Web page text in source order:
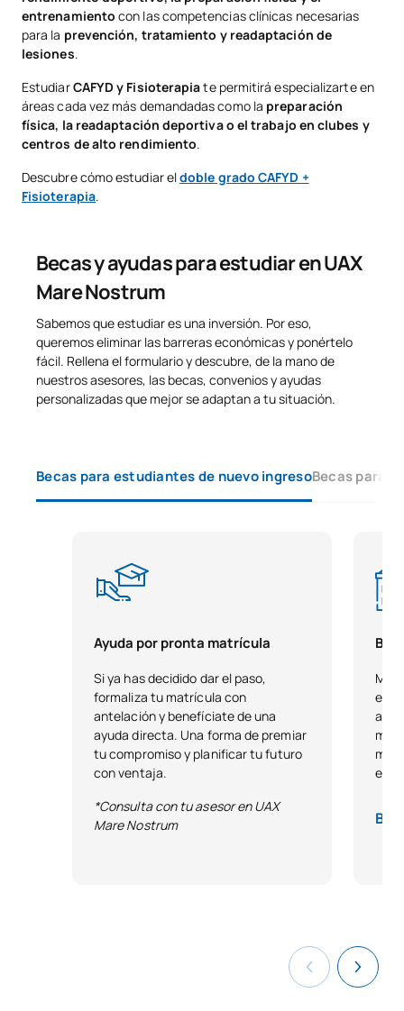
entrenamiento con las competencias clínicas necesarias
para la prevención, tratamiento y readaptación de
lesiones.
EstudiarCAFYD y Fisioterapiate permitirá especializarte en
áreas cada vez más demandadas como la preparación
física, la readaptación deportiva o el trabajo en clubes y
centros de alto rendimiento.
Descubre cómo estudiar eldoble grado CAFYD +
Fisioterapia.
Becas y ayudas para estudiar en UAX
Mare Nostrum
Sabemos que estudiar es una inversión. Por eso,
queremos eliminar las barreras económicas y ponértelo
fácil. Rellena el formulario y descubre, de la mano de
nuestros asesores, las becas, convenios y ayudas
personalizadas que mejor se adaptan a tu situación.
Becas para estudiantes de nuevo ingresoBecas para
Ayuda por pronta matrícula
Si ya has decidido dar el paso,
formaliza tu matrícula con
antelación y benefíciate de una
ayuda directa. Una forma de premiar
tu compromiso y planificar tu futuro
con ventaja.
*Consulta con tu asesor en UAX
Mare Nostrum